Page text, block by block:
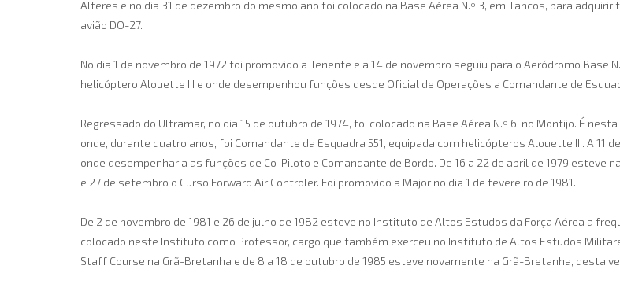
Alferes e no dia 31 de dezembro do mesmo ano foi colocado na Base Aérea N.º 3, em Tancos, para
avião DO-27.
No dia 1 de novembro de 1972 foi promovido a Tenente e a 14 de novembro seguiu para o Aeródromo Base
helicóptero Alouette III e onde desempenhou funções desde Oficial de Operações a Comandante de
Regressado do Ultramar, no dia 15 de outubro de 1974, foi colocado na Base Aérea N.º 6, no Montijo. É
onde, durante quatro anos, foi Comandante da Esquadra 551, equipada com helicópteros Alouette III. A 11
onde desempenharia as funções de Co-Piloto e Comandante de Bordo. De 16 a 22 de abril de 1979 esteve
e 27 de setembro o Curso Forward Air Controler. Foi promovido a Major no dia 1 de fevereiro de 1981.
De 2 de novembro de 1981 e 26 de julho de 1982 esteve no Instituto de Altos Estudos da Força Aérea a
colocado neste Instituto como Professor, cargo que também exerceu no Instituto de Altos Estudos
Staff Course na Grã-Bretanha e de 8 a 18 de outubro de 1985 esteve novamente na Grã-Bretanha, desta